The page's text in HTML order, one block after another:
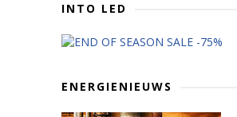
INTO LED
ENERGIENIEUWS